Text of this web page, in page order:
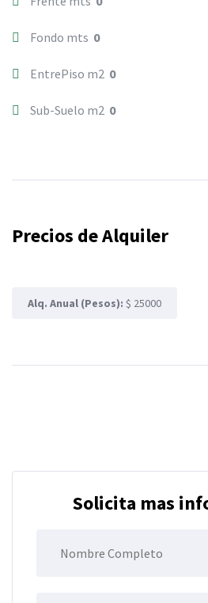
Fondo mts 0
EntrePiso m2 0
Sub-Suelo m2 0
Precios de Alquiler
Alq. Anual (Pesos): $ 25000
Solicita mas